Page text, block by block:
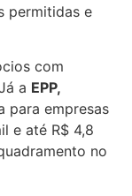
permitidas e
com
a EPP,
para empresas
e até R$ 4,8
no